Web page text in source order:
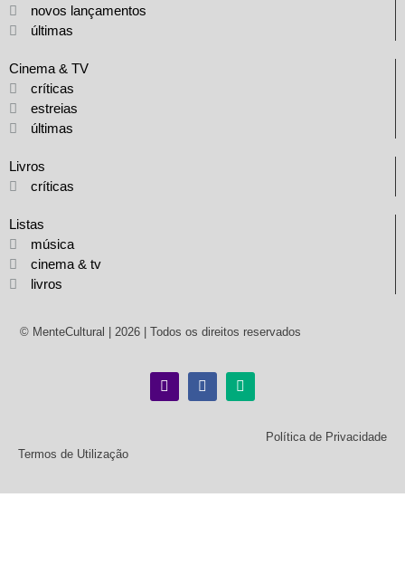
novos lançamentos
últimas
Cinema & TV
críticas
estreias
últimas
Livros
críticas
Listas
música
cinema & tv
livros
© MenteCultural | 2026 | Todos os direitos reservados
Política de Privacidade
Termos de Utilização